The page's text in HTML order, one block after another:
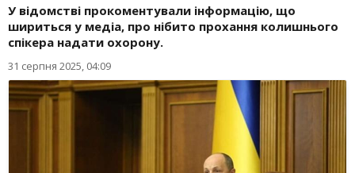
У відомстві прокоментували інформацію, що
шириться у медіа, про нібито прохання колишнього
спікера надати охорону.
31 серпня 2025, 04:09